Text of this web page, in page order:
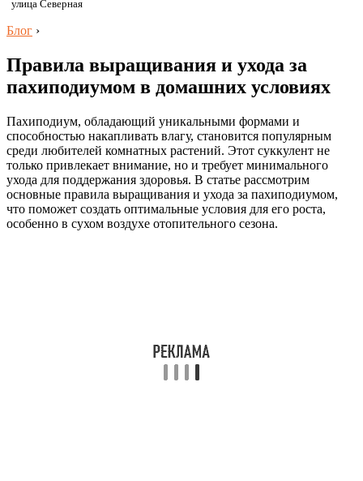
улица Северная
Блог ›
Правила выращивания и ухода за
пахиподиумом в домашних условиях
Пахиподиум, обладающий уникальными формами и
способностью накапливать влагу, становится популярным
среди любителей комнатных растений. Этот суккулент не
только привлекает внимание, но и требует минимального
ухода для поддержания здоровья. В статье рассмотрим
основные правила выращивания и ухода за пахиподиумом,
что поможет создать оптимальные условия для его роста,
особенно в сухом воздухе отопительного сезона.